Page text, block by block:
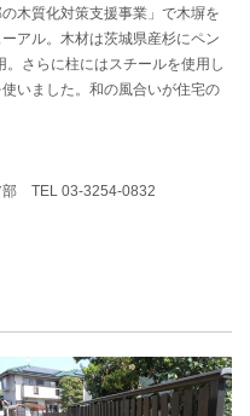
木質化対策支援事業」で木塀を
アル。木材は茨城県産杉にペン
さらに柱にはスチールを使用し
いました。和の風合いが住宅の
部 TEL 03-3254-0832